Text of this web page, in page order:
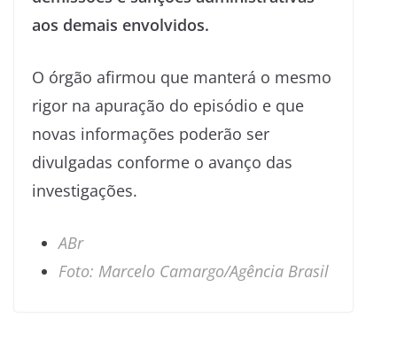
aos demais envolvidos.
O órgão afirmou que manterá o mesmo
rigor na apuração do episódio e que
novas informações poderão ser
divulgadas conforme o avanço das
investigações.
ABr
Foto: Marcelo Camargo/Agência Brasil